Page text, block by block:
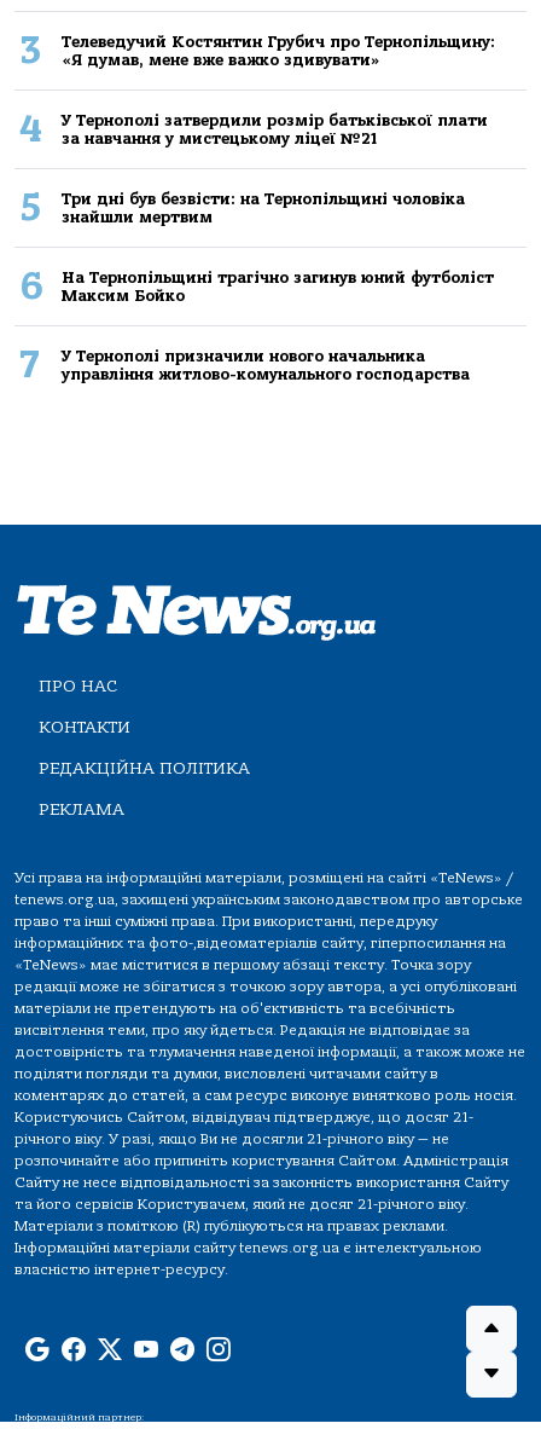
3
Телеведучий Костянтин Грубич про Тернопільщину:
«Я думав, мене вже важко здивувати»
4
У Тернополі затвердили розмір батьківської плати
за навчання у мистецькому ліцеї №21
5
Три дні був безвісти: на Тернопільщині чоловіка
знайшли мертвим
6
На Тернопільщині трагічно загинув юний футболіст
Максим Бойко
7
У Тернополі призначили нового начальника
управління житлово-комунального господарства
ПРО НАС
КОНТАКТИ
РЕДАКЦІЙНА ПОЛІТИКА
РЕКЛАМА
Усі права на інформаційні матеріали, розміщені на сайті «TeNews» /
tenews.org.ua, захищені українським законодавством про авторське
право та інші суміжні права. При використанні, передруку
інформаційних та фото-,відеоматеріалів сайту, гіперпосилання на
«TeNews» має міститися в першому абзаці тексту. Точка зору
редакції може не збігатися з точкою зору автора, а усі опубліковані
матеріали не претендують на об'єктивність та всебічність
висвітлення теми, про яку йдеться. Редакція не відповідає за
достовірність та тлумачення наведеної інформації, а також може не
поділяти погляди та думки, висловлені читачами сайту в
коментарях до статей, а сам ресурс виконує винятково роль носія.
Користуючись Сайтом, відвідувач підтверджує, що досяг 21-
річного віку. У разі, якщо Ви не досягли 21-річного віку — не
розпочинайте або припиніть користування Сайтом. Адміністрація
Сайту не несе відповідальності за законність використання Сайту
та його сервісів Користувачем, який не досяг 21-річного віку.
Матеріали з поміткою (R) публікуються на правах реклами.
Інформаційні матеріали сайту tenews.org.ua є інтелектуальною
власністю інтернет-ресурсу.
Інформаційний партнер: